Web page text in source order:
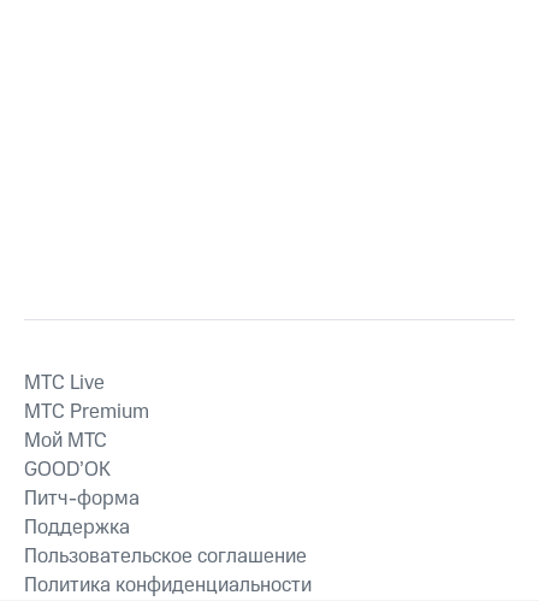
MTС Live
MTС Premium
Мой МТС
GOOD’OK
Питч-форма
Поддержка
Пользовательское соглашение
Политика конфиденциальности